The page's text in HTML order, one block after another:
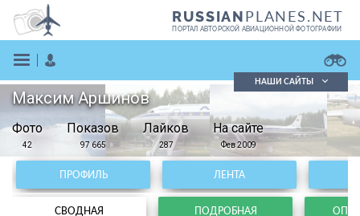
RUSSIANPLANES.NET
ПОРТАЛ АВТОРСКОЙ АВИАЦИОННОЙ ФОТОГРАФИИ
Поиск фотографий
Поиск в реестре
Кратко
Подробно
НАШИ САЙТЫ
Максим Аршинов
Фото
42
Показов
97 665
Лайков
287
На сайте
Фев 2009
ПРОФИЛЬ ЛЕНТА
СВОДНАЯ ПОДРОБНАЯ